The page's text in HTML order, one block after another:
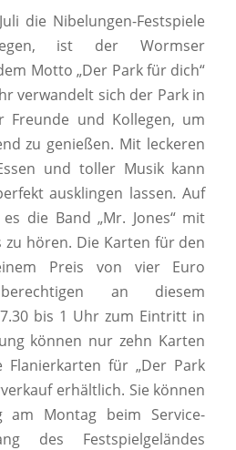
die Nibelungen-Festspiele
ist der Wormser
Motto „Der Park für dich“
verwandelt sich der Park in
Freunde und Kollegen, um
zu genießen. Mit leckeren
und toller Musik kann
ausklingen lassen.Auf
die Band „Mr. Jones“ mit
zu hören. Die Karten für den
Preis von vier Euro
an diesem
bis 1 Uhr zum Eintritt in
können nur zehn Karten
Flanierkarten für „Der Park
erhältlich. Sie können
am Montag beim Service-
des Festspielgeländes